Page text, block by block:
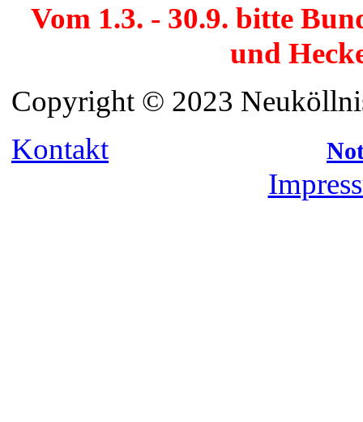
Vom 1.3. - 30.9. bitte
und
Copyright © 2023
Kontakt